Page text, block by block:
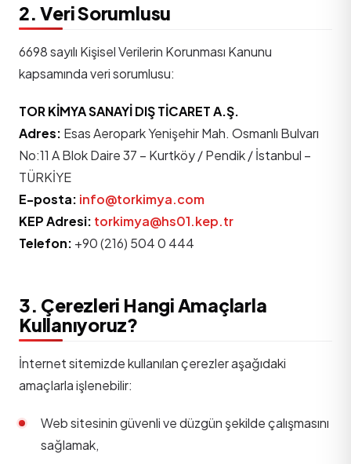
2. Veri Sorumlusu
6698 sayılı Kişisel Verilerin Korunması Kanunu
kapsamında veri sorumlusu:
TOR KİMYA SANAYİ DIŞ TİCARET A.Ş.
Adres: Esas Aeropark Yenişehir Mah. Osmanlı Bulvarı
No:11 A Blok Daire 37 – Kurtköy / Pendik / İstanbul –
TÜRKİYE
E-posta: info@torkimya.com
KEP Adresi: torkimya@hs01.kep.tr
Telefon: +90 (216) 504 0 444
3. Çerezleri Hangi Amaçlarla
Kullanıyoruz?
İnternet sitemizde kullanılan çerezler aşağıdaki
amaçlarla işlenebilir:
Web sitesinin güvenli ve düzgün şekilde çalışmasını
sağlamak,